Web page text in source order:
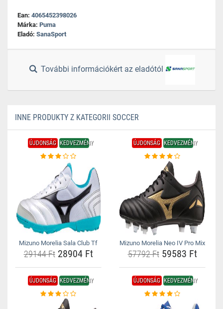
Ean: 4065452398026
Márka: Puma
Eladó: SanaSport
További információkért az eladótól
INNE PRODUKTY Z KATEGORII SOCCER
ÚJDONSÁG KEDVEZMÉNY
Mizuno Morelia Sala Club Tf
29144 Ft28904 Ft
ÚJDONSÁG KEDVEZMÉNY
Mizuno Morelia Neo IV Pro Mix
57792 Ft59583 Ft
ÚJDONSÁG KEDVEZMÉNY ÚJDONSÁG KEDVEZMÉNY